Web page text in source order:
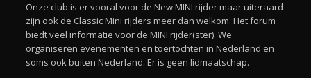
Onze club is er vooral voor de New MINI rijder maar uiteraard
zijn ook de Classic Mini rijders meer dan welkom. Het forum
biedt veel informatie voor de MINI rijder(ster). We
organiseren evenementen en toertochten in Nederland en
soms ook buiten Nederland. Er is geen lidmaatschap.